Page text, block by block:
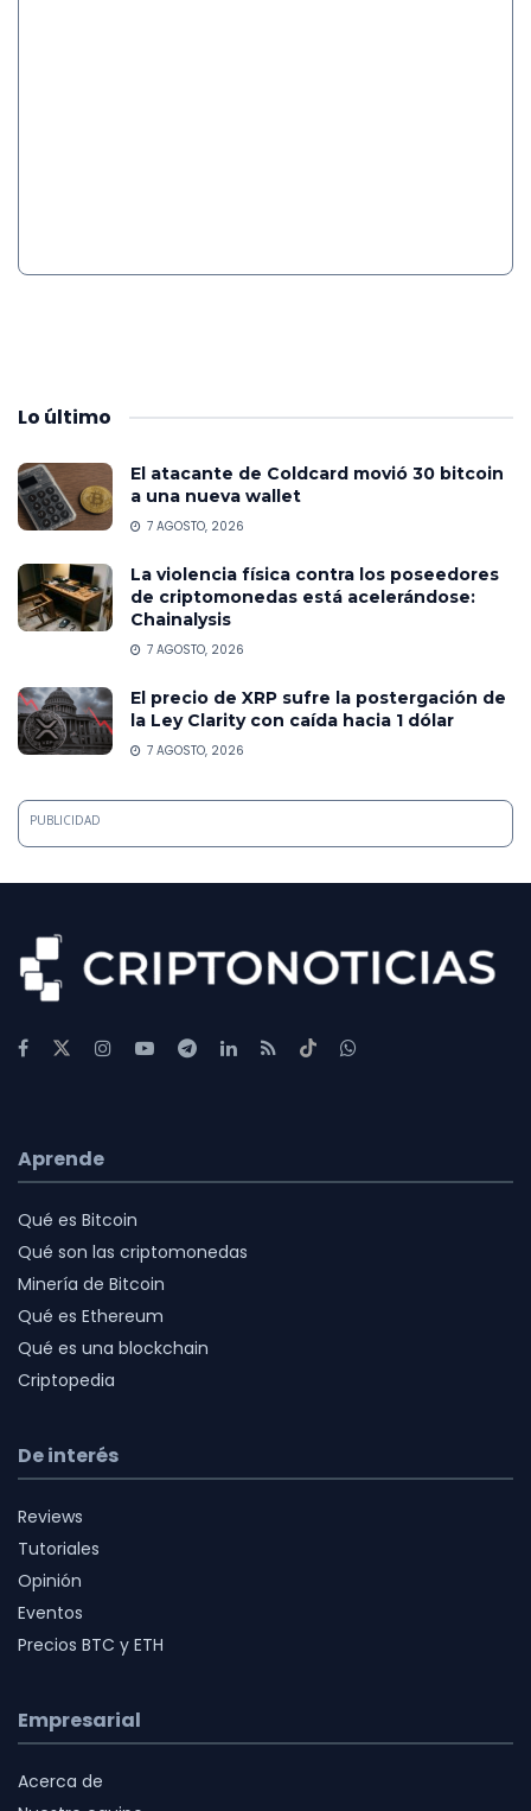
Lo último
El atacante de Coldcard movió 30 bitcoin
a una nueva wallet
7 AGOSTO, 2026
La violencia física contra los poseedores
de criptomonedas está acelerándose:
Chainalysis
7 AGOSTO, 2026
El precio de XRP sufre la postergación de
la Ley Clarity con caída hacia 1 dólar
7 AGOSTO, 2026
PUBLICIDAD
Aprende
Qué es Bitcoin
Qué son las criptomonedas
Minería de Bitcoin
Qué es Ethereum
Qué es una blockchain
Criptopedia
De interés
Reviews
Tutoriales
Opinión
Eventos
Precios BTC y ETH
Empresarial
Acerca de